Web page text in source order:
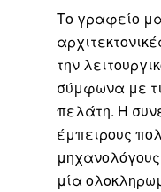
Το γραφείο
την
σύμφωνα με
πελάτη. Η
έμπειρους
μία